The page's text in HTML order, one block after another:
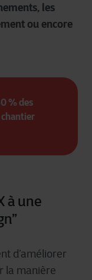
les
ou encore
% des
chantier
à une
d’améliorer
la manière